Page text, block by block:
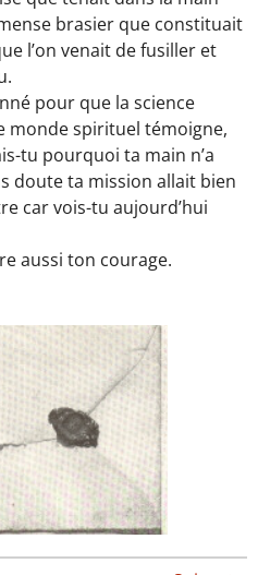
brasier que constituait
l’on venait de fusiller et
pour que la science
monde spirituel témoigne,
tu pourquoi ta main n’a
doute ta mission allait bien
car vois-tu aujourd’hui
aussi ton courage.